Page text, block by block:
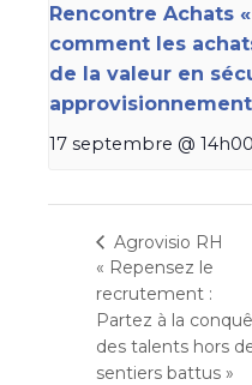
Rencontre Achats
comment les
de la valeur en
17 septembre @ 14h00
Agrovisio RH
« Repensez le
recrutement :
Partez à la
des talents hors
sentiers battus »